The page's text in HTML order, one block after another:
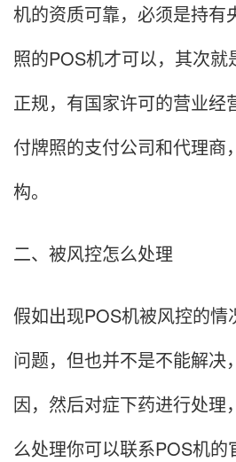
机的资质可靠，必须是持有
照的POS机才可以，其次就
正规，有国家许可的营业经
付牌照的支付公司和代理商
构。
二、被风控怎么处理
假如出现POS机被风控的情
问题，但也并不是不能解决
因，然后对症下药进行处理
么处理你可以联系POS机的